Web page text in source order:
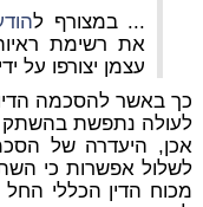
... במצורף ל
את רשימת
עצמן יצורפו על
כך באשר להסכמה
לעולה נתפשת בהשתק
אכן, היעדרה של
לשלול אפשרות כי
מכוח הדין הכללי